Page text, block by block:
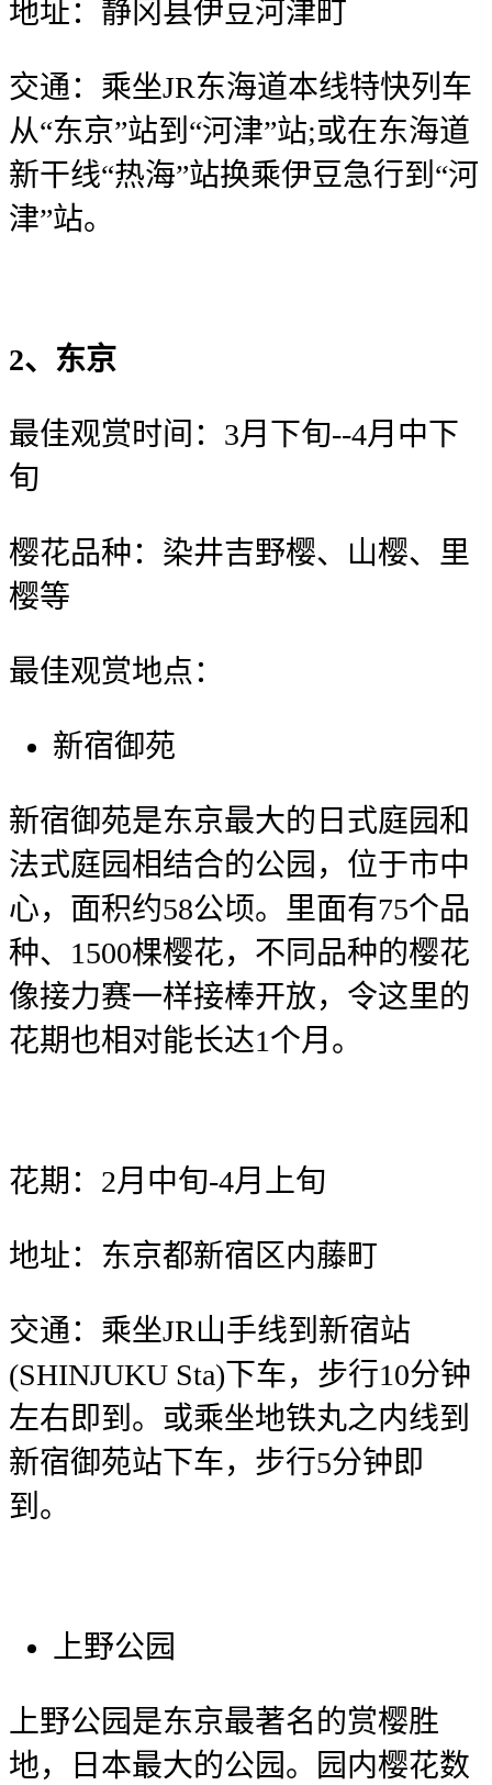
地址：静冈县伊豆河津町
交通：乘坐JR东海道本线特快列车
从“东京”站到“河津”站;或在东海道
新干线“热海”站换乘伊豆急行到“河
津”站。
2、东京
最佳观赏时间：3月下旬--4月中下
旬
樱花品种：染井吉野樱、山樱、里
樱等
最佳观赏地点：
新宿御苑
新宿御苑是东京最大的日式庭园和
法式庭园相结合的公园，位于市中
心，面积约58公顷。里面有75个品
种、1500棵樱花，不同品种的樱花
像接力赛一样接棒开放，令这里的
花期也相对能长达1个月。
花期：2月中旬-4月上旬
地址：东京都新宿区内藤町
交通：乘坐JR山手线到新宿站
(SHINJUKU Sta)下车，步行10分钟
左右即到。或乘坐地铁丸之内线到
新宿御苑站下车，步行5分钟即
到。
上野公园
上野公园是东京最著名的赏樱胜
地，日本最大的公园。园内樱花数